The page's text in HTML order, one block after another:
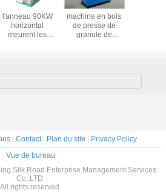
l'anneau 90KW
horizontal
meurent les
machine
machine en bois
de presse de
granule de
sciure en bois,
| Contact| Plan du site | Privacy Policy
Vue de bureau
Silk Road Enterprise Management Services
Co.,LTD.
All rights reserved.